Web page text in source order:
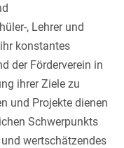
, Lehrer und
konstantes
der Förderverein in
ihrer Ziele zu
und Projekte dienen
Schwerpunkts
wertschätzendes